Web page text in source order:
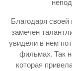
Благодаря
замечен
увидели в нем
фильмах. Так
которая